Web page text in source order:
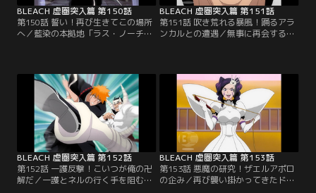
BLEACH 虚圏突入篇 第150話
第150話 誓い！再び生きてこの場所
へ／藍染の本拠地「ラス・ノーチェ
を考えてその場に三人を置いていく
ことにしたのだが、ネルは一護を追
って宮殿に入ってきてしまうのだっ
た。泣きわめきながら一護の後を追
ってくるネル。最初は無視していた
一護がついに根負けし…。【提供：
バンダイチャンネル】
BLEACH 虚圏突入篇 第151話
第151話 吹き荒れる暴風！踊るアラ
ンカルとの遭遇／無事に再会するこ
すぐに続く廊下を進む一護は、後ろ
から迫る足音を感じて振り返る。
と、それは泣きながら一護を追って
きたネルだった。仕方なくネルと合
流することにした一護は、その時何
者かの霊圧を感じる…。【提供：バ
ンダイチャンネル】
BLEACH 虚圏突入篇 第152話
第152話 一護反撃！こいつが俺の卍
解だ／一護とネルの行く手を阻む
BLEACH 虚圏突入篇 第153話
第153話 悪魔の研究！ザエルアポロ
の企み／再び襲い掛かってきたドル